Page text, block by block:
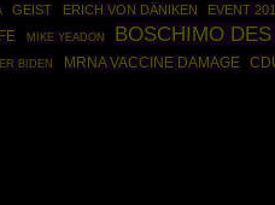
GEIST ERICH VON DÄNIKEN EVENT 201
MIKE YEADON BOSCHIMO
BIDEN MRNA VACCINE DAMAGE